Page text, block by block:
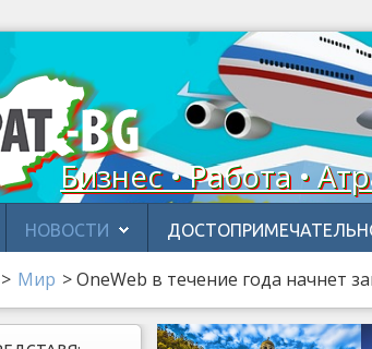
Бизнес • Работа •
НОВОСТИ
> Мир >OneWeb в течение года начнет